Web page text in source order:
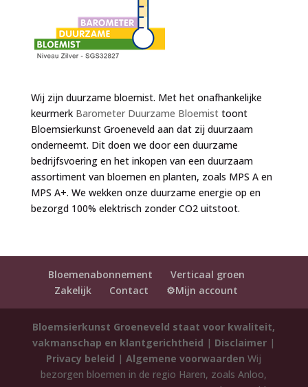
Wij zijn duurzame bloemist. Met het onafhankelijke
keurmerk Barometer Duurzame Bloemisttoont
Bloemsierkunst Groeneveld aan dat zij duurzaam
onderneemt. Dit doen we door een duurzame
bedrijfsvoering en het inkopen van een duurzaam
assortiment van bloemen en planten, zoals MPS A en
MPS A+. We wekken onze duurzame energie op en
bezorgd 100% elektrisch zonder CO2 uitstoot.
Bloemenabonnement
Verticaal groen
Zakelijk
Contact ⚙️Mijn account
Bloemsierkunst Groeneveld staat voor kwaliteit,
vakmanschap en klantgerichtheid | Disclaimer |
Privacy beleid |Algemene voorwaarden Wij
bezorgen bloemen in de regio Haren, zoals Anloo,